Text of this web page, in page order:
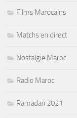
Films Marocains
Matchs en direct
Nostalgie Maroc
Radio Maroc
Ramadan 2021